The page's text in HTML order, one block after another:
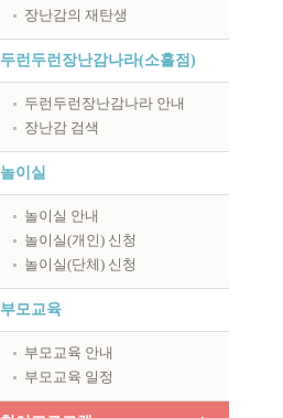
장난감의 재탄생
두런두런장난감나라(소흘점)
두런두런장난감나라 안내
장난감 검색
놀이실
놀이실 안내
놀이실(개인) 신청
놀이실(단체) 신청
부모교육
부모교육 안내
부모교육 일정